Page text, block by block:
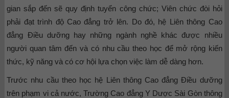
gian sắp đến sẽ quy định tuyển công chức; Viên chức đòi hỏi
phải đạt trình độ Cao đẳng trở lên. Do đó, hệ Liên thông Cao
đẳng Điều dưỡng hay những ngành nghề khác được nhiều
người quan tâm đến và có nhu cầu theo học để mở rộng kiến
thức, kỹ năng và có cơ hội lựa chọn việc làm dễ dàng hơn.
Trước nhu cầu theo học hệ Liên thông Cao đẳng Điều dưỡng
trên phạm vi cả nước, Trường Cao đẳng Y Dược Sài Gòn thông